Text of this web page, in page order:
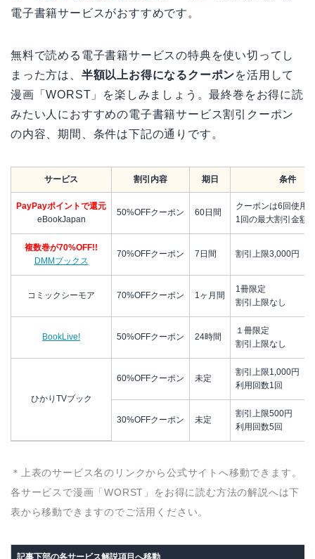
電子書籍サービスがおすすめです。
無料で読める電子書籍サービスの特典を使い切ってし
まった方は、 半額以上お得になるクーポンを活用して
漫画「WORST」を楽しみましょう。最終巻をお得に読
みたい人におすすめの電子書籍サービス割引クーポン
の内容、期間、条件は下記の通りです。
サービス 割引内容 期日 条件
PayPayポイントで還元
eBookJapan
50%OFFクーポン 60日間
クーポンは6回使用
1回の最大割引金額
複数巻が70%OFF!!
DMMブックス
70%OFFクーポン 7日間 割引上限3,000円
コミックシーモア 70%OFFクーポン 1ヶ月間
1冊限定
割引上限なし
BookLive! 50%OFFクーポン 24時間
１冊限定
割引上限なし
ひかりTVブック
60%OFFクーポン 未定
割引上限1,000円
利用回数1回
30%OFFクーポン 未定
割引上限500円
利用回数5回
＊上表のサービス名のリンクから公式サイトへ移動できます。
各サービスで漫画「WORST」をお得に読む方法の解説へは下
表から移動できますのでご活用ください。
記事下部の各サービス解説項目へ移動